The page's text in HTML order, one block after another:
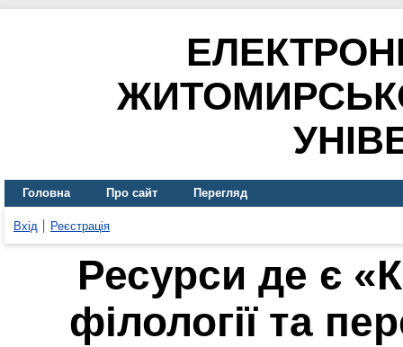
Головна Про сайт Перегляд
Вхід Реєстрація
Ресурси де є
філології та